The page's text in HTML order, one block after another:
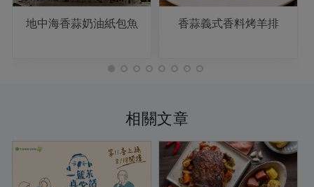
地中海香蒜奶油紙包魚 香蒜義式香料烤羊排
相關文章